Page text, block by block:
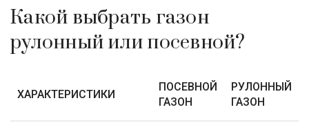
Какой выбрать газон
рулонный или посевной?
ХАРАКТЕРИСТИКИ
ПОСЕВНОЙ
ГАЗОН
РУЛОННЫЙ
ГАЗОН